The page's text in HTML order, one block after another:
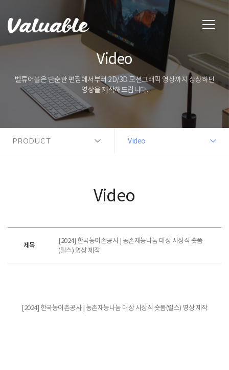
Video
벨류어블은 단순한 편집에서부터 2D/3D 모션그래픽 영상까지 상상하던
영상을 제작해드립니다.
PRODUCT Video
Video
제목
[2024] 한국농어촌공사 | 농촌재능나눔 대상 시상식 숏폼
(릴스) 영상 제작
[2024] 한국농어촌공사 | 농촌재능나눔 대상 시상식 숏폼(릴스) 영상 제작